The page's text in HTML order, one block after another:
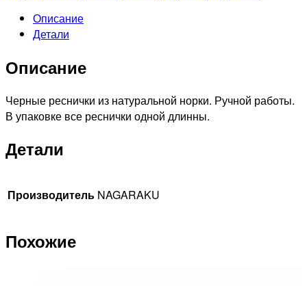
Ресницы
черные
длинны
Описание
Детали
Описание
Черные реснички из натуральной норки. Ручной работы.
В упаковке все реснички одной длинны.
Детали
Производитель NAGARAKU
Похожие